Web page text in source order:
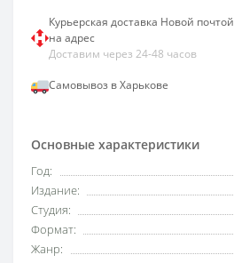
Основные характеристики
Год:
Издание:
Студия:
Формат:
Жанр:
Курьерская доставка Новой почтой
на адрес
Доставим через 24-48 часов
Самовывоз в Харькове